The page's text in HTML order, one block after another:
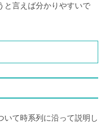
と言えば分かりやすいで
いて時系列に沿って説明し